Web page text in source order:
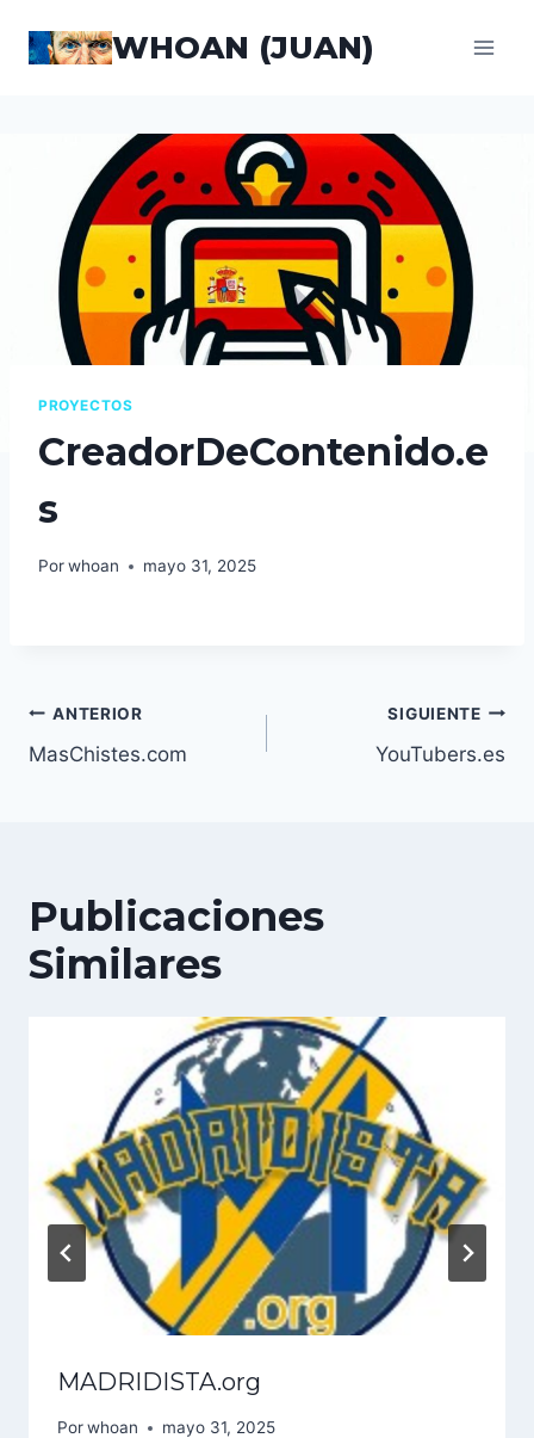
WHOAN (JUAN)
PROYECTOS
CreadorDeContenido.e
s
Porwhoan mayo 31, 2025
Navegación
de
ANTERIOR
MasChistes.com
SIGUIENTE
YouTubers.es
Publicaciones
Similares
MADRIDISTA.org
Porwhoan mayo 31, 2025